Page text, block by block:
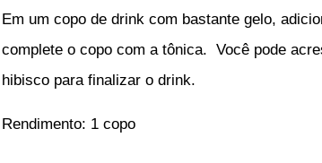
Em um copo de drink com bastante gelo,
complete o copo com a tônica. Você pode
hibisco para finalizar o drink.
Rendimento: 1 copo